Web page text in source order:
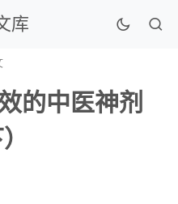
库
的中医神剂